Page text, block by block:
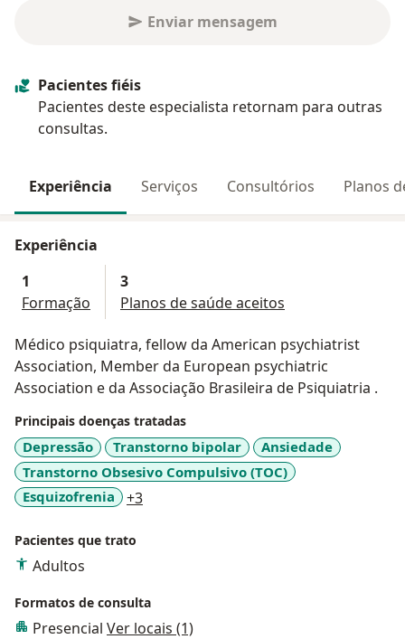
Enviar mensagem
Pacientes fiéis
Pacientes deste especialista retornam para outras
consultas.
Experiência Serviços Consultórios Planos
Experiência
1
Formação
3
Planos de saúde aceitos
Médico psiquiatra, fellow da American psychiatrist
Association, Member da European psychiatric
Association e da Associação Brasileira de Psiquiatria .
Principais doenças tratadas
Depressão Transtorno bipolar
Ansiedade
Transtorno Obsesivo Compulsivo (TOC)
Esquizofrenia
+3a11y_sr_more_diseases
Pacientes que trato
Adultos
Formatos de consulta
Presencial Ver locais (1)